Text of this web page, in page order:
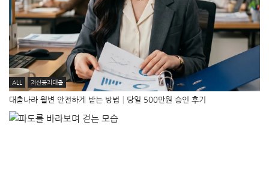
ALL 저신용자대출
대출나라 월변 안전하게 받는 방법│당일 500만원 승인 후기